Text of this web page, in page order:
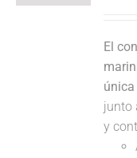
El
junto
y